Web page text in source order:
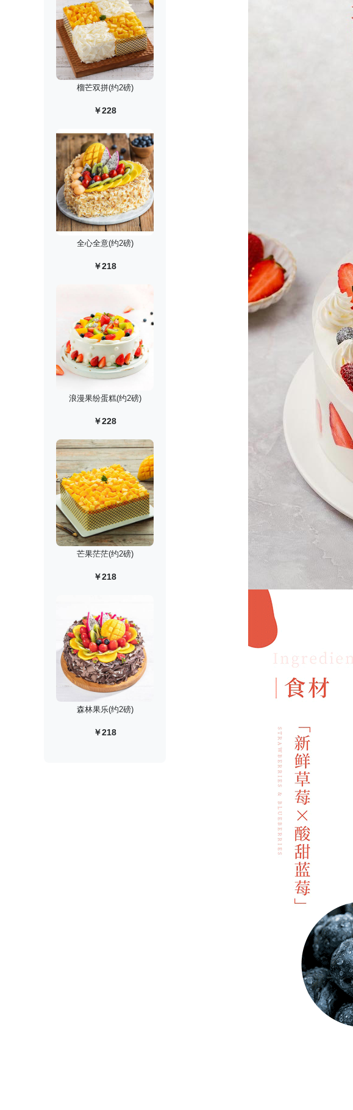
榴芒双拼(约2磅)
￥228
全心全意(约2磅)
￥218
浪漫果纷蛋糕(约2磅)
￥228
芒果茫茫(约2磅)
￥218
森林果乐(约2磅)
￥218